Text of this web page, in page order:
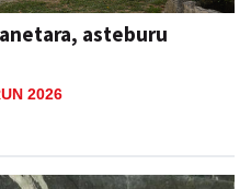
asteburu
2026